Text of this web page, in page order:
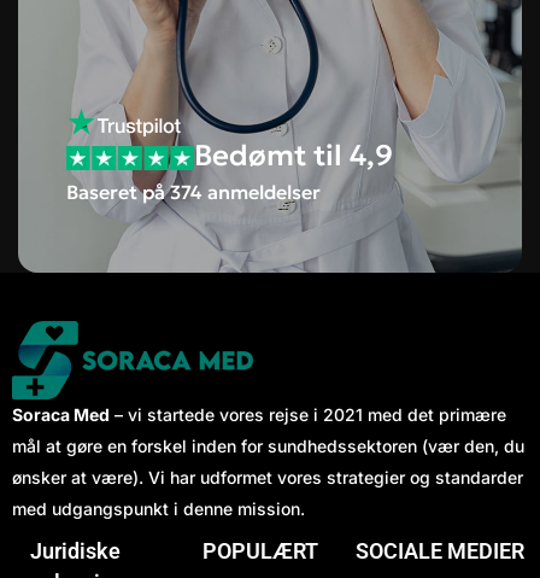
Bedømt til 4,9
Baseret på 374 anmeldelser
Soraca Med – vi startede vores rejse i 2021 med det primære
mål at gøre en forskel inden for sundhedssektoren (vær den, du
ønsker at være). Vi har udformet vores strategier og standarder
med udgangspunkt i denne mission.
Juridiske
POPULÆRT SOCIALE MEDIER